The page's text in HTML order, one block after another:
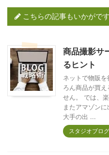
影照明のセッティングは特殊だか
ら、撮影単価が上がると言われた
こちらの記事もいかがで
商品撮影サ
るヒント
ネットで物販
ろん商品が買え
せん。 では、
またアマゾン
大手の出 ...
スタジオブログ